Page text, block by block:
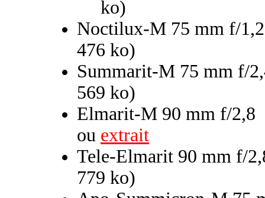
ko)
Noctilux-M 75 mm f/
476 ko)
Summarit-M 75 mm f/
569 ko)
Elmarit-M 90 mm f/
ou extrait
Tele-Elmarit 90 mm f/
779 ko)